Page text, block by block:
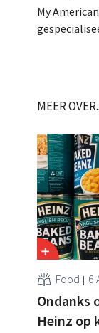
My
MEER
Food 6
Ondanks
Heinz op